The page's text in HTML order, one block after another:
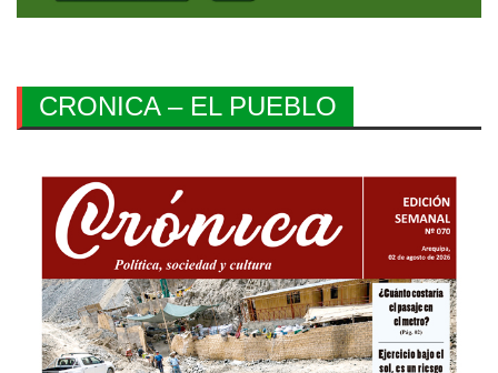
CRONICA – EL PUEBLO